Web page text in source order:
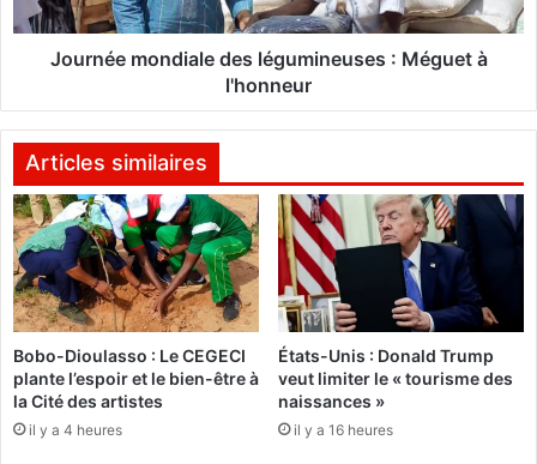
o
u
I
l
v
a
f
a
l
l
o
i
o
i
a
e
d
e
s
l
é
g
u
m
i
n
Journée mondiale des légumineuses : Méguet à
l'honneur
Articles similaires
Bobo-Dioulasso : Le CEGECI
plante l’espoir et le bien-être à
la Cité des artistes
il y a 4 heures
États-Unis : Donald Trump
veut limiter le « tourisme des
naissances »
il y a 16 heures